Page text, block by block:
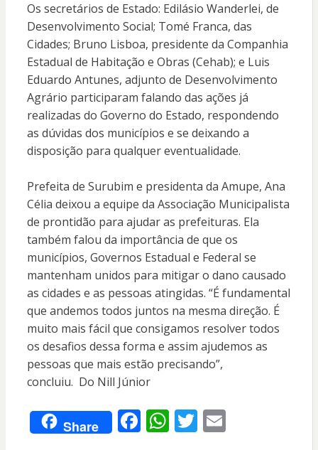
Os secretários de Estado: Edilásio Wanderlei, de
Desenvolvimento Social; Tomé Franca, das
Cidades; Bruno Lisboa, presidente da Companhia
Estadual de Habitação e Obras (Cehab); e Luis
Eduardo Antunes, adjunto de Desenvolvimento
Agrário participaram falando das ações já
realizadas do Governo do Estado, respondendo
as dúvidas dos municípios e se deixando a
disposição para qualquer eventualidade.
Prefeita de Surubim e presidenta da Amupe, Ana
Célia deixou a equipe da Associação Municipalista
de prontidão para ajudar as prefeituras. Ela
também falou da importância de que os
municípios, Governos Estadual e Federal se
mantenham unidos para mitigar o dano causado
as cidades e as pessoas atingidas. “É fundamental
que andemos todos juntos na mesma direção. É
muito mais fácil que consigamos resolver todos
os desafios dessa forma e assim ajudemos as
pessoas que mais estão precisando”,
concluiu. Do Nill Júnior
Share F W T E